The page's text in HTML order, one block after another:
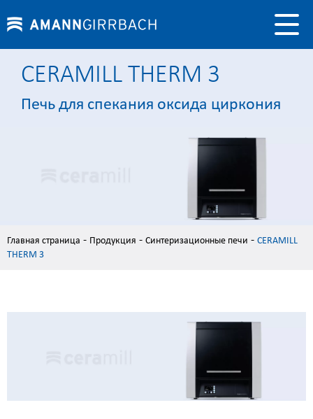
CERAMILL THERM 3
Печь для спекания оксида циркония
Главная страница - Продукция - Синтеризационные печи - CERAMILL
THERM 3